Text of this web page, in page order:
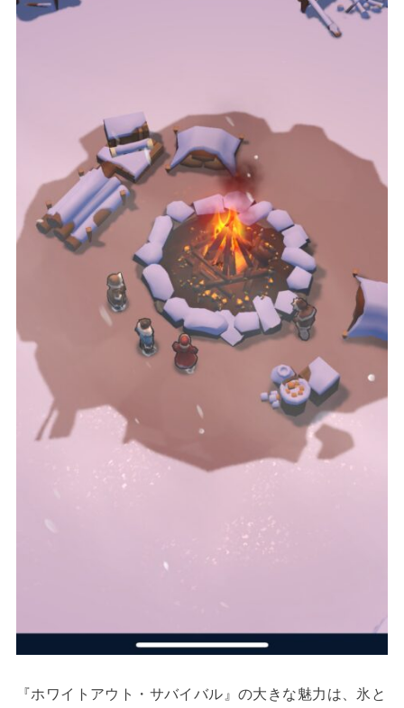
『ホワイトアウト・サバイバル』の大きな魅力は、氷と